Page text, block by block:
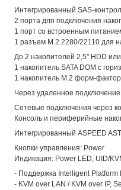
Интегрированный SAS-
2 порта для подключения
1 порт со встроенным
1 разъем M.2 2280/22110 для
До 2 накопителей 2,5" HDD
1 накопитель SATA DOM с
1 накопитель M.2 форм-
Через удаленное
Сетевые подключения через
Консоль и периферийные
Интегрированный ASPEED
Кнопки управления: Power
Индикация: Power LED, UID/
- Поддержка Intelligent Platform
- KVM over LAN / KVM over IP,